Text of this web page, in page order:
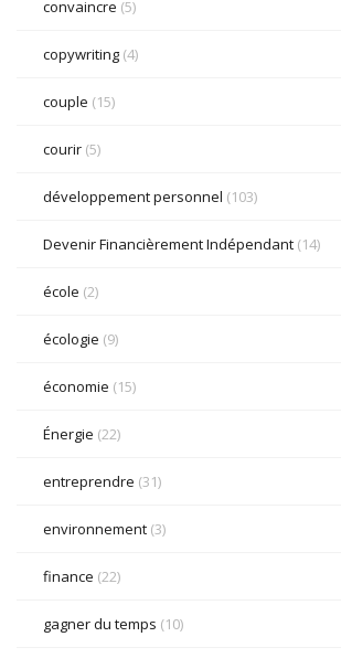
convaincre (5)
copywriting (4)
couple (15)
courir (5)
développement personnel (103)
Devenir Financièrement Indépendant (14)
école (2)
écologie (9)
économie (15)
Énergie (22)
entreprendre (31)
environnement (3)
finance (22)
gagner du temps (10)